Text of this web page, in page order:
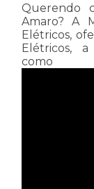
Querendo
Amaro? A
Elétricos,
Elétricos,
como